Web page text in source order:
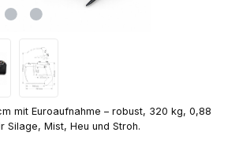
mit Euroaufnahme – robust, 320 kg, 0,88
Silage, Mist, Heu und Stroh.